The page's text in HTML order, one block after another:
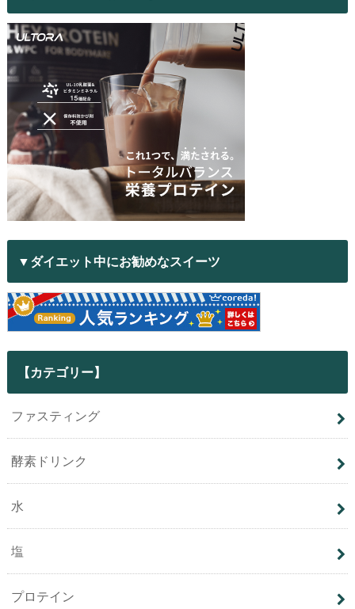
▼ダイエット中にお勧めなスイーツ
【カテゴリー】
ファスティング
酵素ドリンク
水
塩
プロテイン